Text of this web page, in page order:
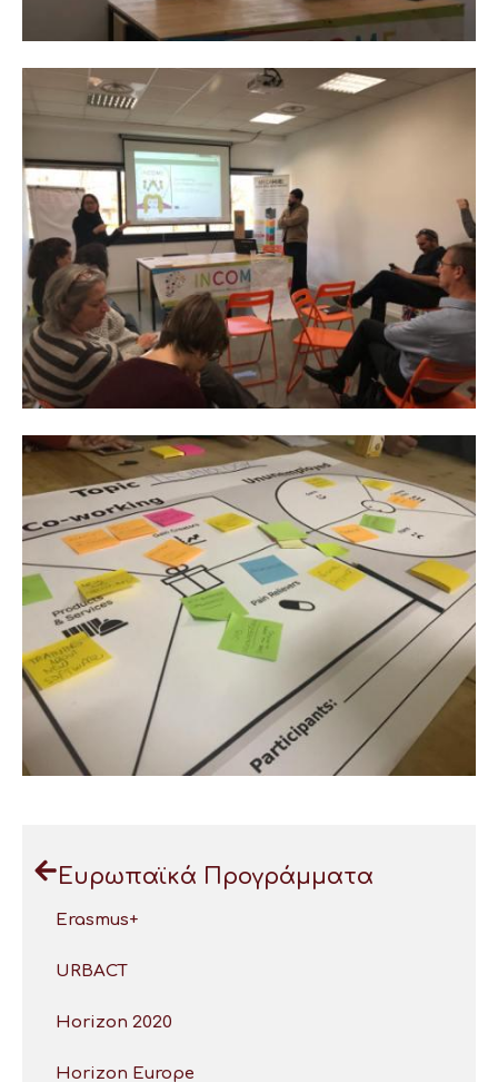
Ευρωπαϊκά Προγράμματα
Erasmus+
URBACT
Horizon 2020
Horizon Europe